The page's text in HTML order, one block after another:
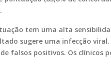
tem uma alta
sugere uma infecção
falsos positivos. Os